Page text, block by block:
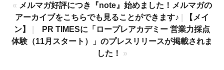
« メルマガ好評につき『note』始めました！メルマガの
アーカイブをこちらでも見ることができます♪
【メイ
ン】
PR TIMESに「ロープレアカデミー 営業力採点
体験（11月スタート）」のプレスリリースが掲載されま
した！
»